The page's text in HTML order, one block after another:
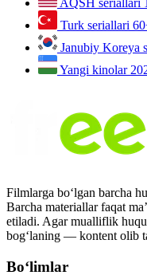
Turk seriallari
Janubiy Koreya
Yangi kinolar
Filmlarga bo‘lgan barcha
Barcha materiallar faqat
etiladi. Agar mualliflik
bog‘laning — kontent olib
Bo‘limlar